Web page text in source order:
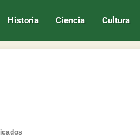
Historia Ciencia Cultura